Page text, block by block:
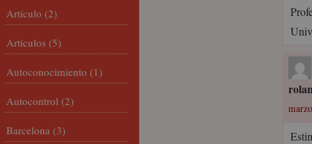
Artículo (2)
Artículos (5)
Autoconocimiento (1)
Autocontrol (2)
Barcelona (3)